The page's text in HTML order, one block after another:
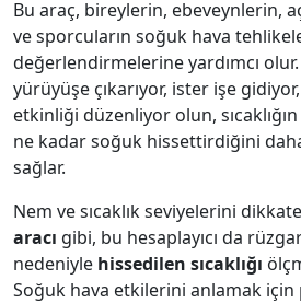
Bu araç, bireylerin, ebeveynlerin,
ve sporcuların soğuk hava
değerlendirmelerine yardımcı
yürüyüşe çıkarıyor, ister işe
etkinliği düzenliyor olun,
ne kadar soğuk hissettirdiğini
sağlar.
Nem ve sıcaklık seviyelerini
aracı gibi, bu hesaplayıcı da
nedeniyle hissedilen sıcaklığı
Soğuk hava etkilerini anlamak